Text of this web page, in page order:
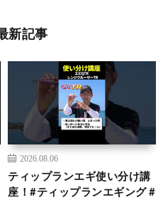
新記事
2026.08.06
ティップランエギ使い分け講
座！#ティップランエギング #